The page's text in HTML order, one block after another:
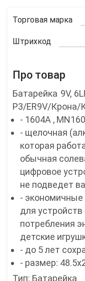
Торговая марка
Штрихкод
Про товар
Батарейка 9V,
P3/ER9V/Крона/
- 1604A ,
- щелочная
которая
обычная
цифровое
не подведет
- экономичные
для
потребления
детские
- до 5 лет
- размер:
Тип: Батарейка